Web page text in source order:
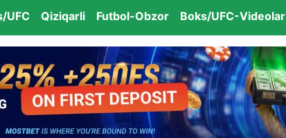
UFC Qiziqarli Futbol-Obzor Boks/UFC-Videolar